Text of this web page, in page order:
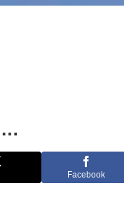
…
Facebook